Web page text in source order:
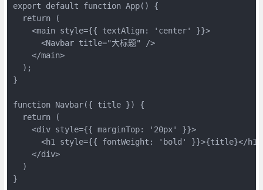
export default function App() {
  return (
    <main style={{ textAlign: 'center' }}>
      <Navbar title="大标题" />
    </main>
  );
}
function Navbar({ title }) {
  return (
    <div style={{ marginTop: '20px' }}>
      <h1 style={{ fontWeight: 'bold' }}>{title}</h1>
    </div>
  )
}